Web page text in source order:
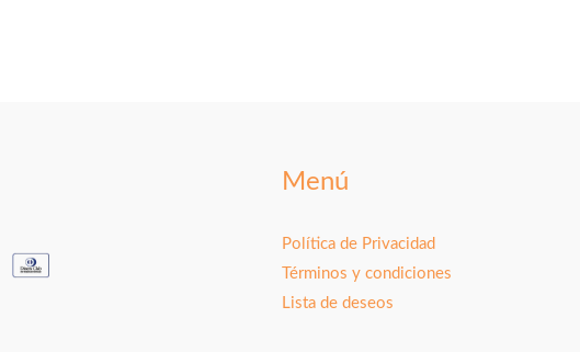
Menú
Política de Privacidad
Términos y condiciones
Lista de deseos